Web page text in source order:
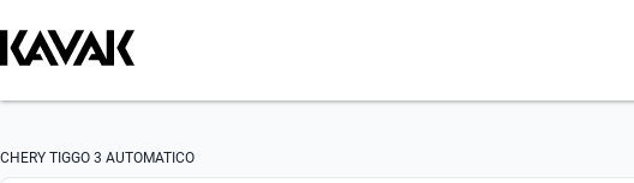
CHERY TIGGO 3 AUTOMATICO
Busca por marca